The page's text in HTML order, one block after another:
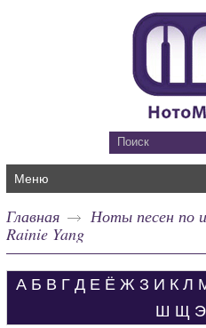
Меню
Главная
Ноты песен по
Rainie Yang
А Б В Г Д Е Ё Ж З И К Л
Ш Щ Э